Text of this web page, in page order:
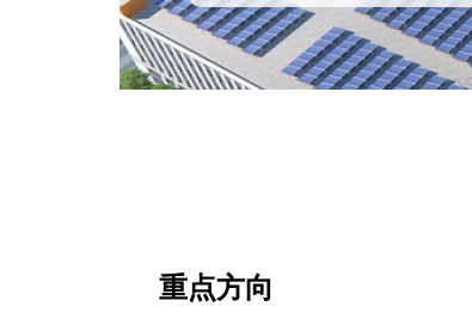
重点方向